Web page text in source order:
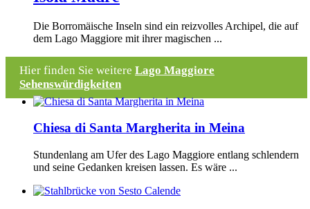
Die Borromäische Inseln sind ein reizvolles Archipel, die auf
dem Lago Maggiore mit ihrer magischen ...
Hier finden Sie weitere Lago Maggiore
Sehenswürdigkeiten
Chiesa di Santa Margherita in Meina
Stundenlang am Ufer des Lago Maggiore entlang schlendern
und seine Gedanken kreisen lassen. Es wäre ...